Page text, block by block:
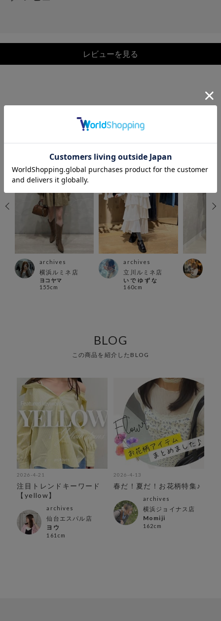
レビューを見る
COORDINATE
この商品を使ったCOORDINATE
archives
横浜ルミネ店
ヨコヤマ
155cm
archives
立川ルミネ店
い で ゆ ず な
160cm
BLOG
この商品を紹介したBLOG
2026-4-21
注目トレンドキーワード
【yellow】
archives
仙台エスパル店
ヨウ
161cm
2026-4-13
春だ！夏だ！お花柄特集♪
archives
横浜ジョイナス店
Momiji
162cm